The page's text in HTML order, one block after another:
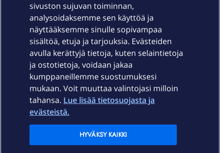
Laitteet & liittymät
Palvelut
Ajankohtaista
Elisa Oyj
sivuston sujuvan toiminnan,
analysoidaksemme sen käyttöä ja
näyttääksemme sinulle sopivampaa
sisältöä, etuja ja tarjouksia. Evästeiden
avulla kerättyjä tietoja, kuten selaintietoja
ja ostotietoja, voidaan jakaa
kumppaneillemme suostumuksesi
mukaan. Voit muuttaa valintojasi milloin
tahansa. Lue lisää tietosuojasta ja
evästeistä.
HYVÄKSY KAIKKI